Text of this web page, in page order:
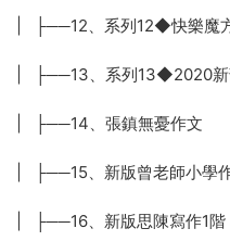
| ├──12、系列12◆快樂魔
| ├──13、系列13◆2020新
| ├──14、張鎮無憂作文
| ├──15、新版曾老師小學
| ├──16、新版思陳寫作1階